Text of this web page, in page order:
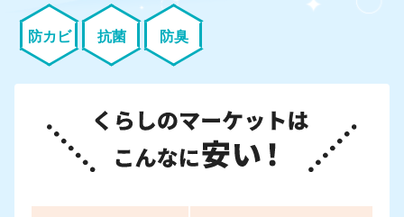
防カビ 抗菌 防臭